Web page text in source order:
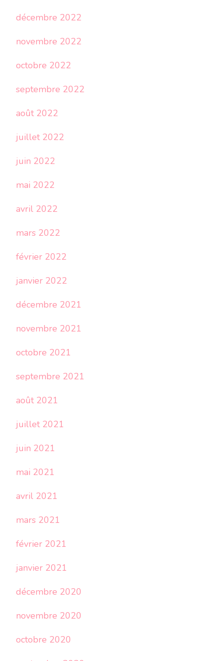
décembre 2022
novembre 2022
octobre 2022
septembre 2022
août 2022
juillet 2022
juin 2022
mai 2022
avril 2022
mars 2022
février 2022
janvier 2022
décembre 2021
novembre 2021
octobre 2021
septembre 2021
août 2021
juillet 2021
juin 2021
mai 2021
avril 2021
mars 2021
février 2021
janvier 2021
décembre 2020
novembre 2020
octobre 2020